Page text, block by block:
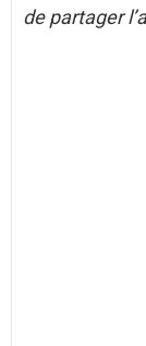
de partager